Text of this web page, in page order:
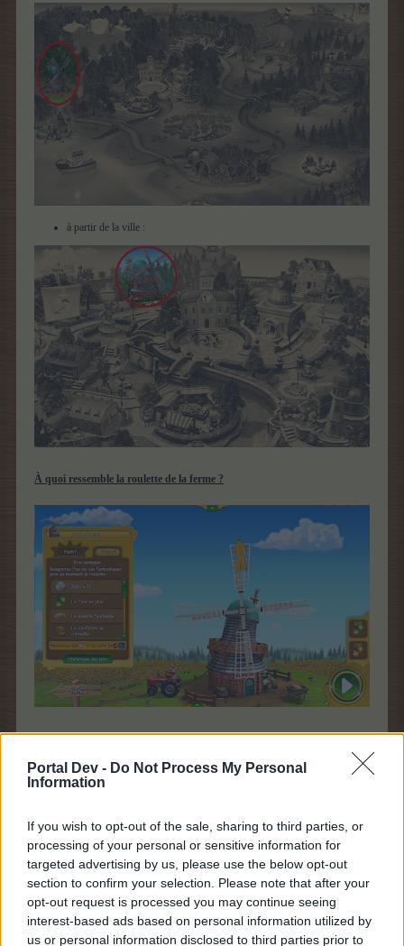
Portal Dev - Do Not Process My Personal
Information
If you wish to opt-out of the sale, sharing to third parties, or
processing of your personal or sensitive information for
targeted advertising by us, please use the below opt-out
section to confirm your selection. Please note that after your
opt-out request is processed you may continue seeing
interest-based ads based on personal information utilized by
us or personal information disclosed to third parties prior to
à partir de la ville :
À quoi ressemble la roulette de la ferme ?